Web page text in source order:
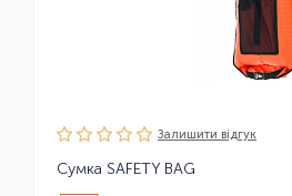
Залишити вiдгук
Сумка SAFETY BAG